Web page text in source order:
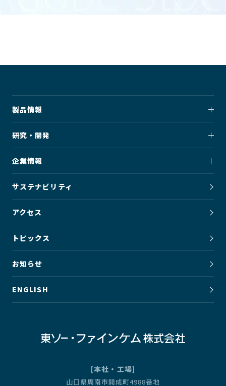
[本社・工場]
山口県周南市開成町4988番地
製品情報
研究・開発
企業情報
サステナビリティ
アクセス
トピックス
お知らせ
ENGLISH